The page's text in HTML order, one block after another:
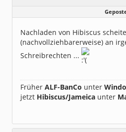
Dabei seit:
01 / 2011
Nachladen von Hibiscus
(nachvollziehbarerweise) an
Schreibrechten ...
Früher ALF-BanCo unter
jetzt Hibiscus/Jameica unter